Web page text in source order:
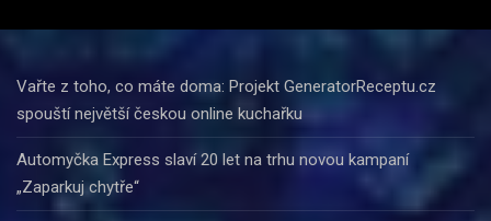
Vařte z toho, co máte doma: Projekt GeneratorReceptu.cz
spouští největší českou online kuchařku
Automyčka Express slaví 20 let na trhu novou kampaní
„Zaparkuj chytře“